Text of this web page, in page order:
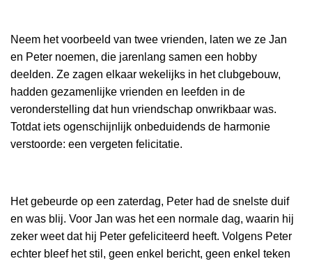
Neem het voorbeeld van twee vrienden, laten we ze Jan
en Peter noemen, die jarenlang samen een hobby
deelden. Ze zagen elkaar wekelijks in het clubgebouw,
hadden gezamenlijke vrienden en leefden in de
veronderstelling dat hun vriendschap onwrikbaar was.
Totdat iets ogenschijnlijk onbeduidends de harmonie
verstoorde: een vergeten felicitatie.
Het gebeurde op een zaterdag, Peter had de snelste duif
en was blij. Voor Jan was het een normale dag, waarin hij
zeker weet dat hij Peter gefeliciteerd heeft. Volgens Peter
echter bleef het stil, geen enkel bericht, geen enkel teken